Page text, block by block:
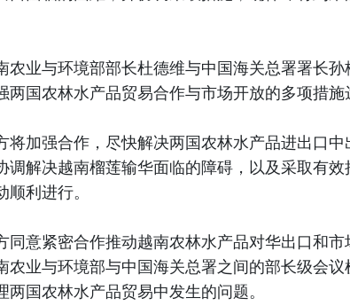
农业与环境部部长杜德维与中国海关总署署长
两国农林水产品贸易合作与市场开放的多项措施
将加强合作，尽快解决两国农林水产品进出口
调解决越南榴莲输华面临的障碍，以及采取有
顺利进行。
同意紧密合作推动越南农林水产品对华出口和
农业与环境部与中国海关总署之间的部长级会
两国农林水产品贸易中发生的问题。